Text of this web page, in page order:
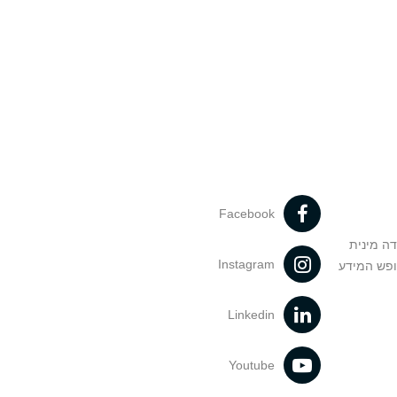
מינית
המידע
Facebook
Instagram
Linkedin
Youtube